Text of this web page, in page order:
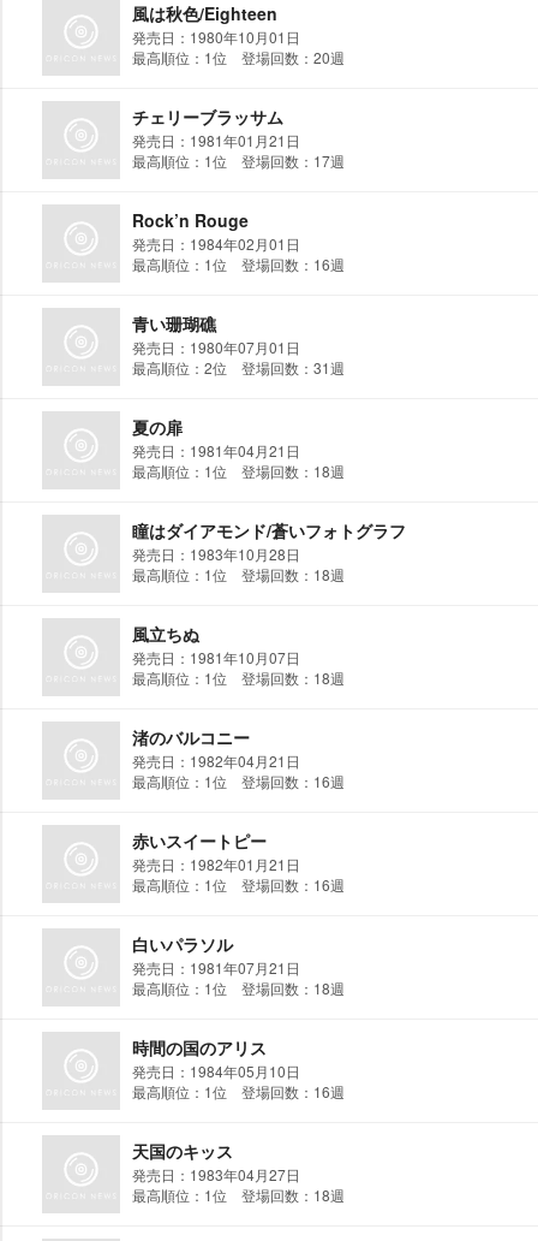
風は秋色/Eighteen
発売日：1980年10月01日
最高順位：1位 登場回数：20週
チェリーブラッサム
発売日：1981年01月21日
最高順位：1位 登場回数：17週
Rock’n Rouge
発売日：1984年02月01日
最高順位：1位 登場回数：16週
青い珊瑚礁
発売日：1980年07月01日
最高順位：2位 登場回数：31週
夏の扉
発売日：1981年04月21日
最高順位：1位 登場回数：18週
瞳はダイアモンド/蒼いフォトグラフ
発売日：1983年10月28日
最高順位：1位 登場回数：18週
風立ちぬ
発売日：1981年10月07日
最高順位：1位 登場回数：18週
渚のバルコニー
発売日：1982年04月21日
最高順位：1位 登場回数：16週
赤いスイートピー
発売日：1982年01月21日
最高順位：1位 登場回数：16週
白いパラソル
発売日：1981年07月21日
最高順位：1位 登場回数：18週
時間の国のアリス
発売日：1984年05月10日
最高順位：1位 登場回数：16週
天国のキッス
発売日：1983年04月27日
最高順位：1位 登場回数：18週